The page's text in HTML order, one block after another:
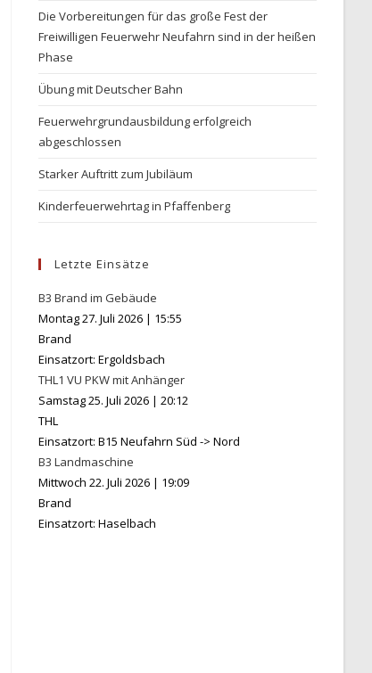
Die Vorbereitungen für das große Fest der
Freiwilligen Feuerwehr Neufahrn sind in der heißen
Phase
Übung mit Deutscher Bahn
Feuerwehrgrundausbildung erfolgreich
abgeschlossen
Starker Auftritt zum Jubiläum
Kinderfeuerwehrtag in Pfaffenberg
Letzte Einsätze
B3 Brand im Gebäude
Montag 27. Juli 2026 | 15:55
Brand
Einsatzort: Ergoldsbach
THL1 VU PKW mit Anhänger
Samstag 25. Juli 2026 |20:12
THL
Einsatzort: B15 Neufahrn Süd -> Nord
B3 Landmaschine
Mittwoch 22. Juli 2026 | 19:09
Brand
Einsatzort: Haselbach